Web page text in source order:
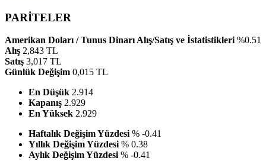
PARİTELER
Amerikan Doları / Tunus Dinarı Alış/Satış ve İstatistikleri %0.51
Alış 2,843 TL
Satış 3,017 TL
Günlük Değişim 0,015 TL
En Düşük 2.914
Kapanış 2.929
En Yüksek 2.929
Haftalık Değişim Yüzdesi % -0.41
Yıllık Değişim Yüzdesi % 0.38
Aylık Değişim Yüzdesi % -0.41